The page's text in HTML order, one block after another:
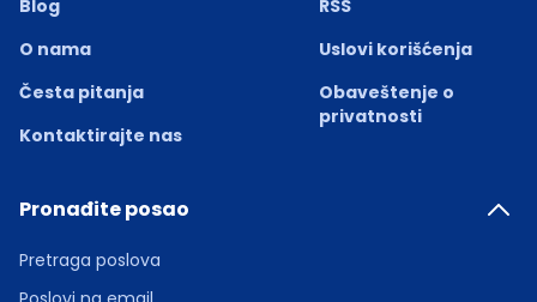
Blog
O nama
Česta pitanja
Kontaktirajte nas
RSS
Uslovi korišćenja
Obaveštenje o
privatnosti
Pronađite posao
Pretraga poslova